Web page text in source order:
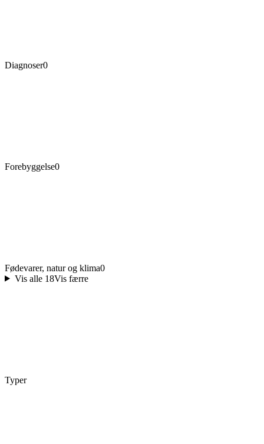
Diagnoser0
Forebyggelse0
Fødevarer, natur og klima0
Vis alle 18Vis færre
Typer